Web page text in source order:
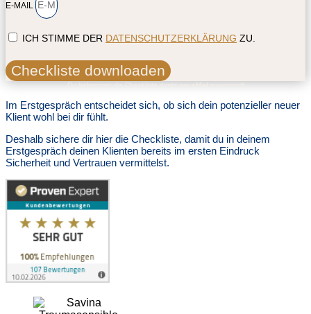
E-MAIL
ICH STIMME DER DATENSCHUTZERKLÄRUNG ZU.
Checkliste downloaden
Im Erstgespräch entscheidet sich, ob sich dein potenzieller neuer
Klient wohl bei dir fühlt.
Deshalb sichere dir hier die Checkliste, damit du in deinem
Erstgespräch deinen Klienten bereits im ersten Eindruck
Sicherheit und Vertrauen vermittelst.